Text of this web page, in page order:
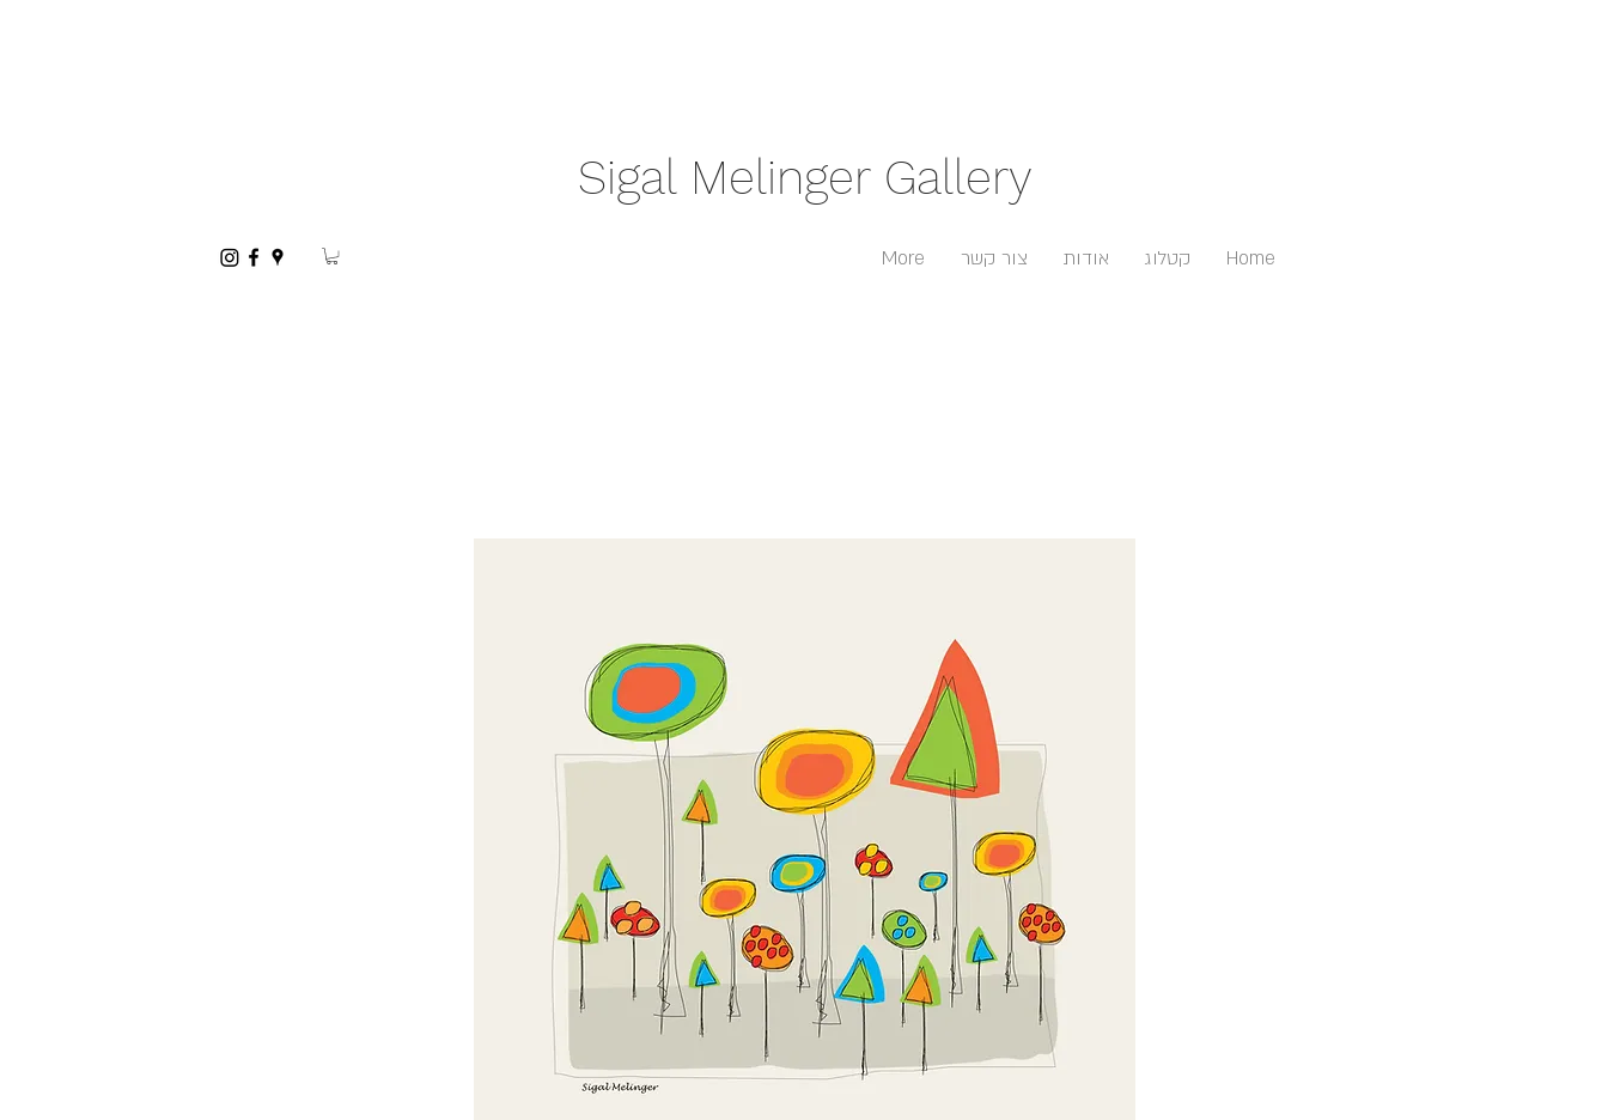
Sigal Melinger Gallery
Home קטלוג אודות צור קשר More